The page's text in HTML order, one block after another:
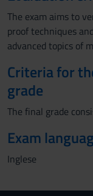
The exam aims to
proof techniques
advanced topics of
Criteria for
grade
The final grade
Exam
Inglese